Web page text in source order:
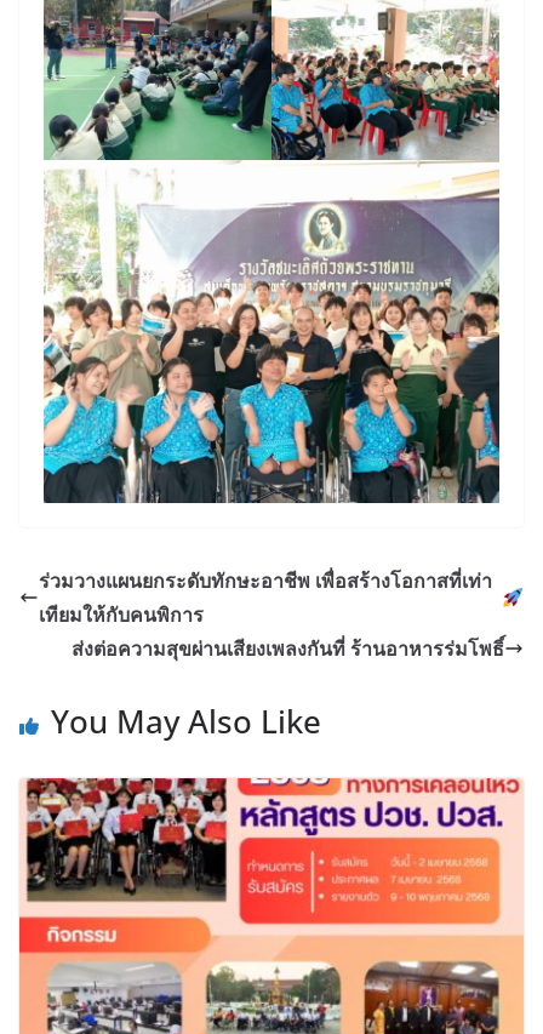
ร่วมวางแผนยกระดับทักษะอาชีพ เพื่อสร้างโอกาสที่เท่า
เทียมให้กับคนพิการ
ส่งต่อความสุขผ่านเสียงเพลงกันที่ ร้านอาหารร่มโพธิ์
You May Also Like